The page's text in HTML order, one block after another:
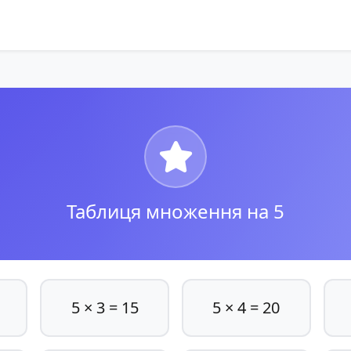
Таблиця множення на 5
5 × 3 = 15 5 × 4 = 20